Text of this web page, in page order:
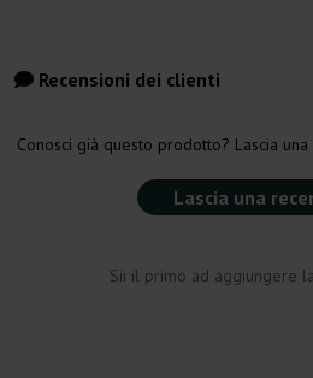
Recensioni dei clienti
Conosci già questo prodotto? Lascia
Lascia una
Sii il primo ad aggiungere